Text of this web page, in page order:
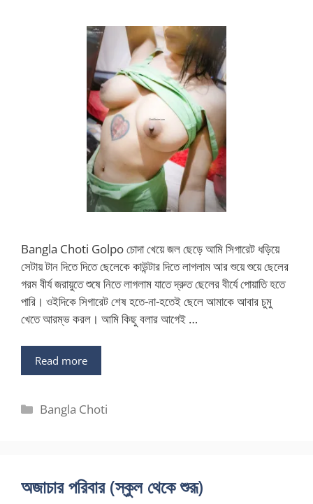
Bangla Choti Golpo চোদা খেয়ে জল ছেড়ে আমি সিগারেট ধড়িয়ে
সেটায় টান দিতে দিতে ছেলেকে কাউন্টার দিতে লাগলাম আর শুয়ে শুয়ে ছেলের
গরম বীর্য জরায়ুতে শুষে নিতে লাগলাম যাতে দ্রুত ছেলের বীর্যে পোয়াতি হতে
পারি। ওইদিকে সিগারেট শেষ হতে-না-হতেই ছেলে আমাকে আবার চুমু
খেতে আরম্ভ করল। আমি কিছু বলার আগেই …
Read more
Categories
Bangla Choti
অজাচার পরিবার (স্কুল থেকে শুরূ)